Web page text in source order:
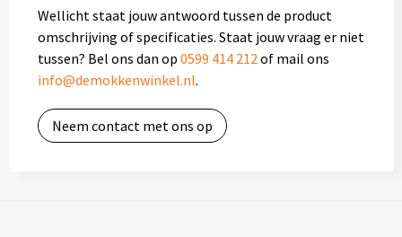
Wellicht staat jouw antwoord tussen de product
omschrijving of specificaties. Staat jouw vraag er niet
tussen? Bel ons dan op 0599 414 212of mail ons
info@demokkenwinkel.nl.
Neem contact met ons op